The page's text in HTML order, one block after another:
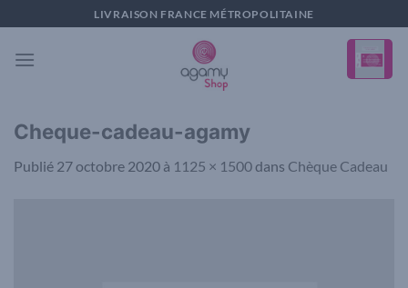
au
contenu
LIVRAISON FRANCE MÉTROPOLITAINE
Cheque-cadeau-agamy
Publié 27 octobre 2020 à 1125 × 1500 dans Chèque Cadeau